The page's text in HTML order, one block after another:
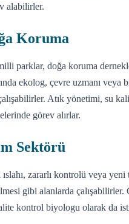
alabilirler.
Koruma
parklar, doğa koruma
ekolog, çevre uzmanı veya
çalışabilirler. Atık yönetimi, su
görev alırlar.
Sektörü
zararlı kontrolü veya yeni
gibi alanlarda çalışabilirler.
kontrol biyologu olarak da